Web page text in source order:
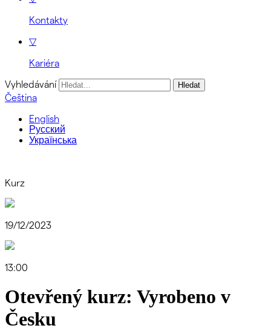
Kontakty
▽
Kariéra
Vyhledávání
Čeština
English
Русский
Українська
Kurz
19/12/2023
13:00
Otevřený kurz: Vyrobeno v
Česku